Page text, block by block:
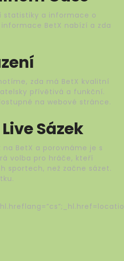
statistiky a informace o
BetX nabízí a zda
zda má BetX kvalitní
přívětivá a funkční.
na webové stránce.
Sázek
BetX a porovnáme je s
volba pro hráče, kteří
sportech, než začne sázet.